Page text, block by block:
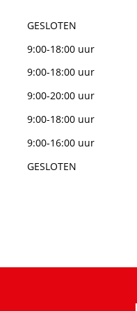
GESLOTEN
9:00-18:00 uur
9:00-18:00 uur
9:00-20:00 uur
9:00-18:00 uur
9:00-16:00 uur
GESLOTEN